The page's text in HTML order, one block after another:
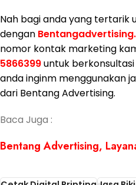
Nah bagi anda yang tertarik
dengan
nomor kontak marketing
5866399untuk
anda inginm menggunakan
dari Bentang Advertising.
Baca Juga :
Bentang Advertising,